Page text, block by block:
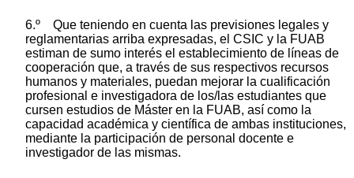
6.º Que teniendo en cuenta las previsiones legales y
reglamentarias arriba expresadas, el CSIC y la FUAB
estiman de sumo interés el establecimiento de líneas de
cooperación que, a través de sus respectivos recursos
humanos y materiales, puedan mejorar la cualificación
profesional e investigadora de los/las estudiantes que
cursen estudios de Máster en la FUAB, así como la
capacidad académica y científica de ambas instituciones,
mediante la participación de personal docente e
investigador de las mismas.